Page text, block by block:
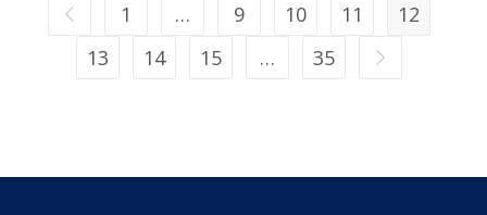
1 … 9 10 11
12
13
14 15 … 35